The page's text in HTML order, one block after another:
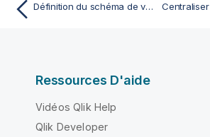
Définition du schéma de votre fichier de sortie
Ressources D'aide
Vidéos Qlik Help
Qlik Developer